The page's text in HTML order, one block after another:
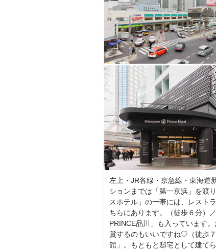
左上・JR各線・京急線・東海道
ションまでは「第一京浜」を渡
スホテル」の一帯には、レスト
ちらにあります。（徒歩６分）
PRINCE品川」も入っています
賞するのもいいですね♡（徒歩
館」。もともと邸宅として建て